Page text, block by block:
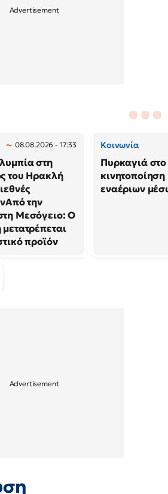
08.08.2026 - 17:33
στη
του Ηρακλή
την
Μεσόγειο: Ο
προϊόν
Κοινωνία
Πυρκαγιά
εναέριων